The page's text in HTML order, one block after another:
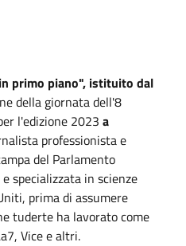
primo piano", istituito dal
della giornata dell'8
l'edizione 2023 a
professionista e
del Parlamento
specializzata in scienze
prima di assumere
tuderte ha lavorato come
Vice e altri.